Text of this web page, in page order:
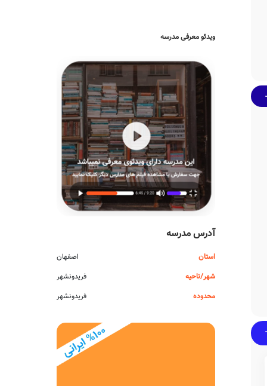
ویدئو معرفی مدرسه
آدرس مدرسه
استان
اصفهان
شهر/ناحیه
فریدونشهر
محدوده
فریدونشهر